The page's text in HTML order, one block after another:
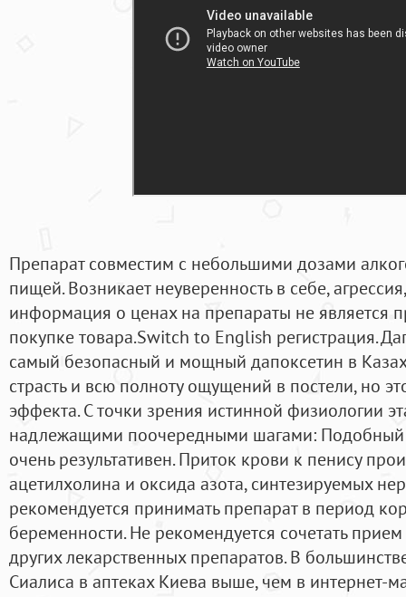
Препарат совместим с небольшими дозами
пищей. Возникает неуверенность в себе,
информация о ценах на препараты не является
покупке товара.Switch to English регистрация.
самый безопасный и мощный дапоксетин в
страсть и всю полноту ощущений в постели, но
эффекта. С точки зрения истинной физиологии
надлежащими поочередными шагами: Подобный
очень результативен. Приток крови к пенису
ацетилхолина и оксида азота, синтезируемых
рекомендуется принимать препарат в период
беременности. Не рекомендуется сочетать
других лекарственных препаратов. В
Сиалиса в аптеках Киева выше, чем в интернет-